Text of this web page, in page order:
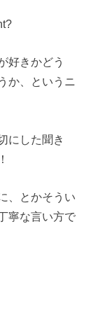
好きかどう
か、というニ
にした聞き
、とかそうい
寧な言い方で